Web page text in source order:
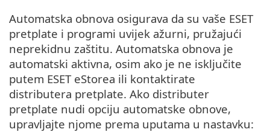
Automatska obnova osigurava da su vaše ESET
pretplate i programi uvijek ažurni, pružajući
neprekidnu zaštitu. Automatska obnova je
automatski aktivna, osim ako je ne isključite
putem ESET eStorea ili kontaktirate
distributera pretplate. Ako distributer
pretplate nudi opciju automatske obnove,
upravljajte njome prema uputama u nastavku: